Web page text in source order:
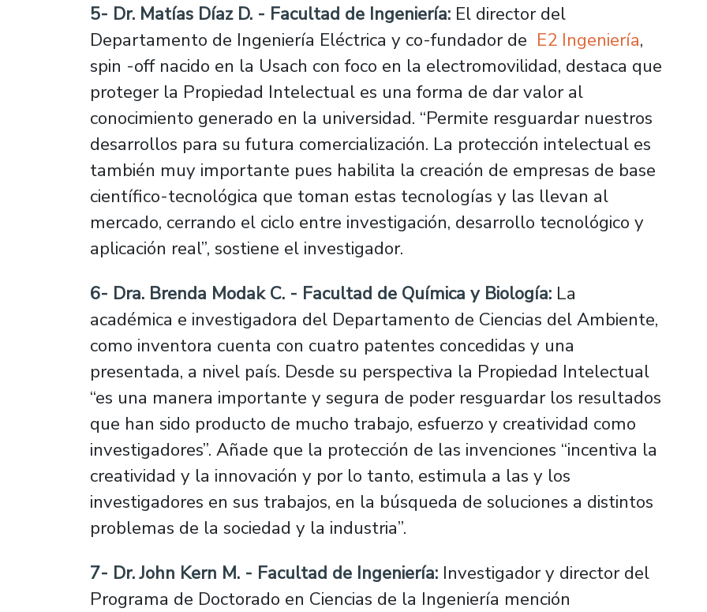
5- Dr. Matías Díaz D. - Facultad de Ingeniería: El director del
Departamento de Ingeniería Eléctrica y co-fundador de E2 Ingeniería,
spin -off nacido en la Usach con foco en la electromovilidad, destaca que
proteger la Propiedad Intelectual es una forma de dar valor al
conocimiento generado en la universidad. “Permite resguardar nuestros
desarrollos para su futura comercialización. La protección intelectual es
también muy importante pues habilita la creación de empresas de base
científico-tecnológica que toman estas tecnologías y las llevan al
mercado, cerrando el ciclo entre investigación, desarrollo tecnológico y
aplicación real”, sostiene el investigador.
6- Dra. Brenda Modak C. - Facultad de Química y Biología: La
académica e investigadora del Departamento de Ciencias del Ambiente,
como inventora cuenta con cuatro patentes concedidas y una
presentada, a nivel país. Desde su perspectiva la Propiedad Intelectual
“es una manera importante y segura de poder resguardar los resultados
que han sido producto de mucho trabajo, esfuerzo y creatividad como
investigadores”. Añade que la protección de las invenciones “incentiva la
creatividad y la innovación y por lo tanto, estimula a las y los
investigadores en sus trabajos, en la búsqueda de soluciones a distintos
problemas de la sociedad y la industria”.
7- Dr. John Kern M. - Facultad de Ingeniería: Investigador y director del
Programa de Doctorado en Ciencias de la Ingeniería mención